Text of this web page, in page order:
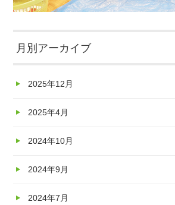
月別アーカイブ
2025年12月
2025年4月
2024年10月
2024年9月
2024年7月